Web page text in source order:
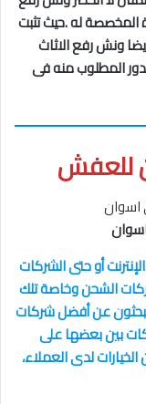
المخصصة له .حيث تثبت
ونش رفع الاثاث
المطلوب منه فى
للعفش
أو حتى الشركات
الشحن وخاصة تلك
عن أفضل شركات
بين بعضها على
لدى العملاء،